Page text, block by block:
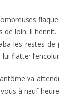
de loin. Il
les restes
flatter
va
à neuf